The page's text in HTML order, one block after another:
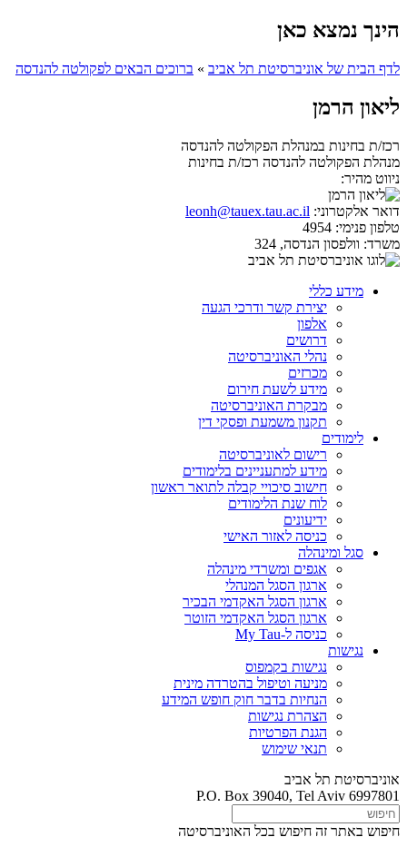
הינך נמצא כאן
לדף הבית של אוניברסיטת תל אביב » ברוכים הבאים לפקולטה להנדסה
ליאון הרמן
רכז/ת בחינות במנהלת הפקולטה להנדסה
מנהלת הפקולטה להנדסה רכז/ת בחינות
ניווט מהיר:
דואר אלקטרוני: leonh@tauex.tau.ac.il
טלפון פנימי:
משרד: וולפסון הנדסה, 324
מידע כללי
יצירת קשר ודרכי הגעה
אלפון
דרושים
נהלי האוניברסיטה
מכרזים
מידע לשעת חירום
מבקרת האוניברסיטה
תקנון משמעת ופסקי דין
לימודים
רישום לאוניברסיטה
מידע למתעניינים בלימודים
חישוב סיכויי קבלה לתואר ראשון
לוח שנת הלימודים
ידיעונים
כניסה לאזור האישי
סגל ומינהלה
אגפים ומשרדי מינהלה
ארגון הסגל המנהלי
ארגון הסגל האקדמי הבכיר
ארגון הסגל האקדמי הזוטר
כניסה ל-My Tau
נגישות
נגישות בקמפוס
מניעה וטיפול בהטרדה מינית
הנחיות בדבר חוק חופש המידע
הצהרת נגישות
הגנת הפרטיות
תנאי שימוש
אוניברסיטת תל אביב
P.O. Box 39040, Tel Aviv 6997801
חיפוש באתר זה חיפוש בכל האוניברסיטה